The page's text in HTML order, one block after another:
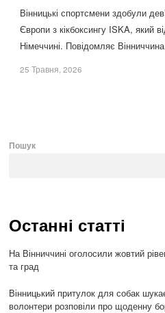
Вінницькі спортсмени здобули
Європи з кікбоксингу ISKA, який
Німеччині. Повідомляє
25 Травня, 2026
Пошук
Останні статті
На Вінниччині оголосили жовтий
та град
Вінницький притулок для собак
волонтери розповіли про щоденну